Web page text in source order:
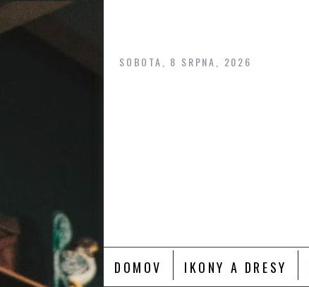
SOBOTA, 8 SRPNA, 2026
DOMOV IKONY A DRESY